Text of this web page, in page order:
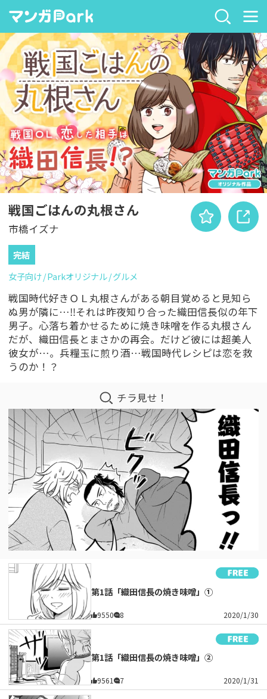
戦国ごはんの丸根さん
市橋イズナ
完結
女子向け Parkオリジナル グルメ
戦国時代好きＯＬ丸根さんがある朝目覚めると見知ら
ぬ男が隣に…‼それは昨夜知り合った織田信長似の年下
男子。心落ち着かせるために焼き味噌を作る丸根さん
だが、織田信長とまさかの再会。だけど彼には超美人
彼女が…。兵糧玉に煎り酒…戦国時代レシピは恋を救
うのか！？
チラ見せ！
第1話「織田信長の焼き味噌」①
9550 8 2020/1/30
第1話「織田信長の焼き味噌」②
9561 7 2020/1/31